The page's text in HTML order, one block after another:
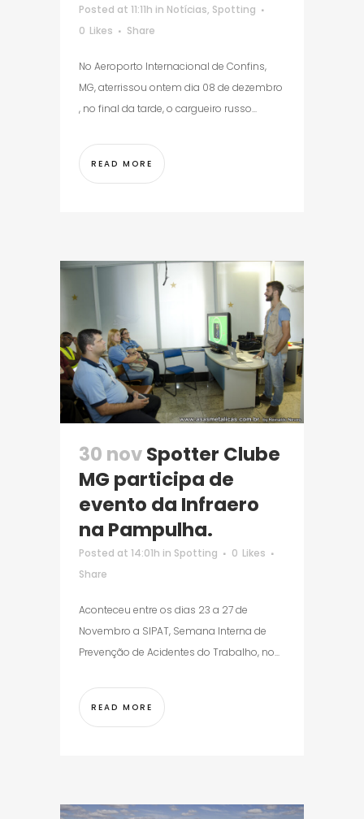
Posted at 11:11h in Notícias, Spotting
0 Likes Share
No Aeroporto Internacional de Confins,
MG, aterrissou ontem dia 08 de dezembro
, no final da tarde, o cargueiro russo...
READ MORE
30 novSpotter Clube
MG participa de
evento da Infraero
na Pampulha.
Posted at 14:01h in Spotting 0 Likes
Share
Aconteceu entre os dias 23 a 27 de
Novembro a SIPAT, Semana Interna de
Prevenção de Acidentes do Trabalho, no...
READ MORE